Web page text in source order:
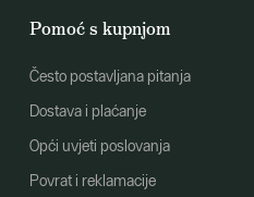
Pomoć s kupnjom
Često postavljana pitanja
Dostava i plaćanje
Opći uvjeti poslovanja
Povrat i reklamacije